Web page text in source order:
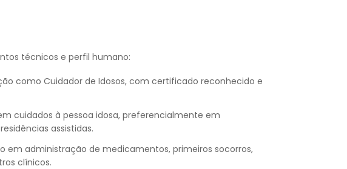
técnicos e perfil humano:
como Cuidador de Idosos, com certificado reconhecido e
cuidados à pessoa idosa, preferencialmente em
assistidas.
em administração de medicamentos, primeiros socorros,
clínicos.